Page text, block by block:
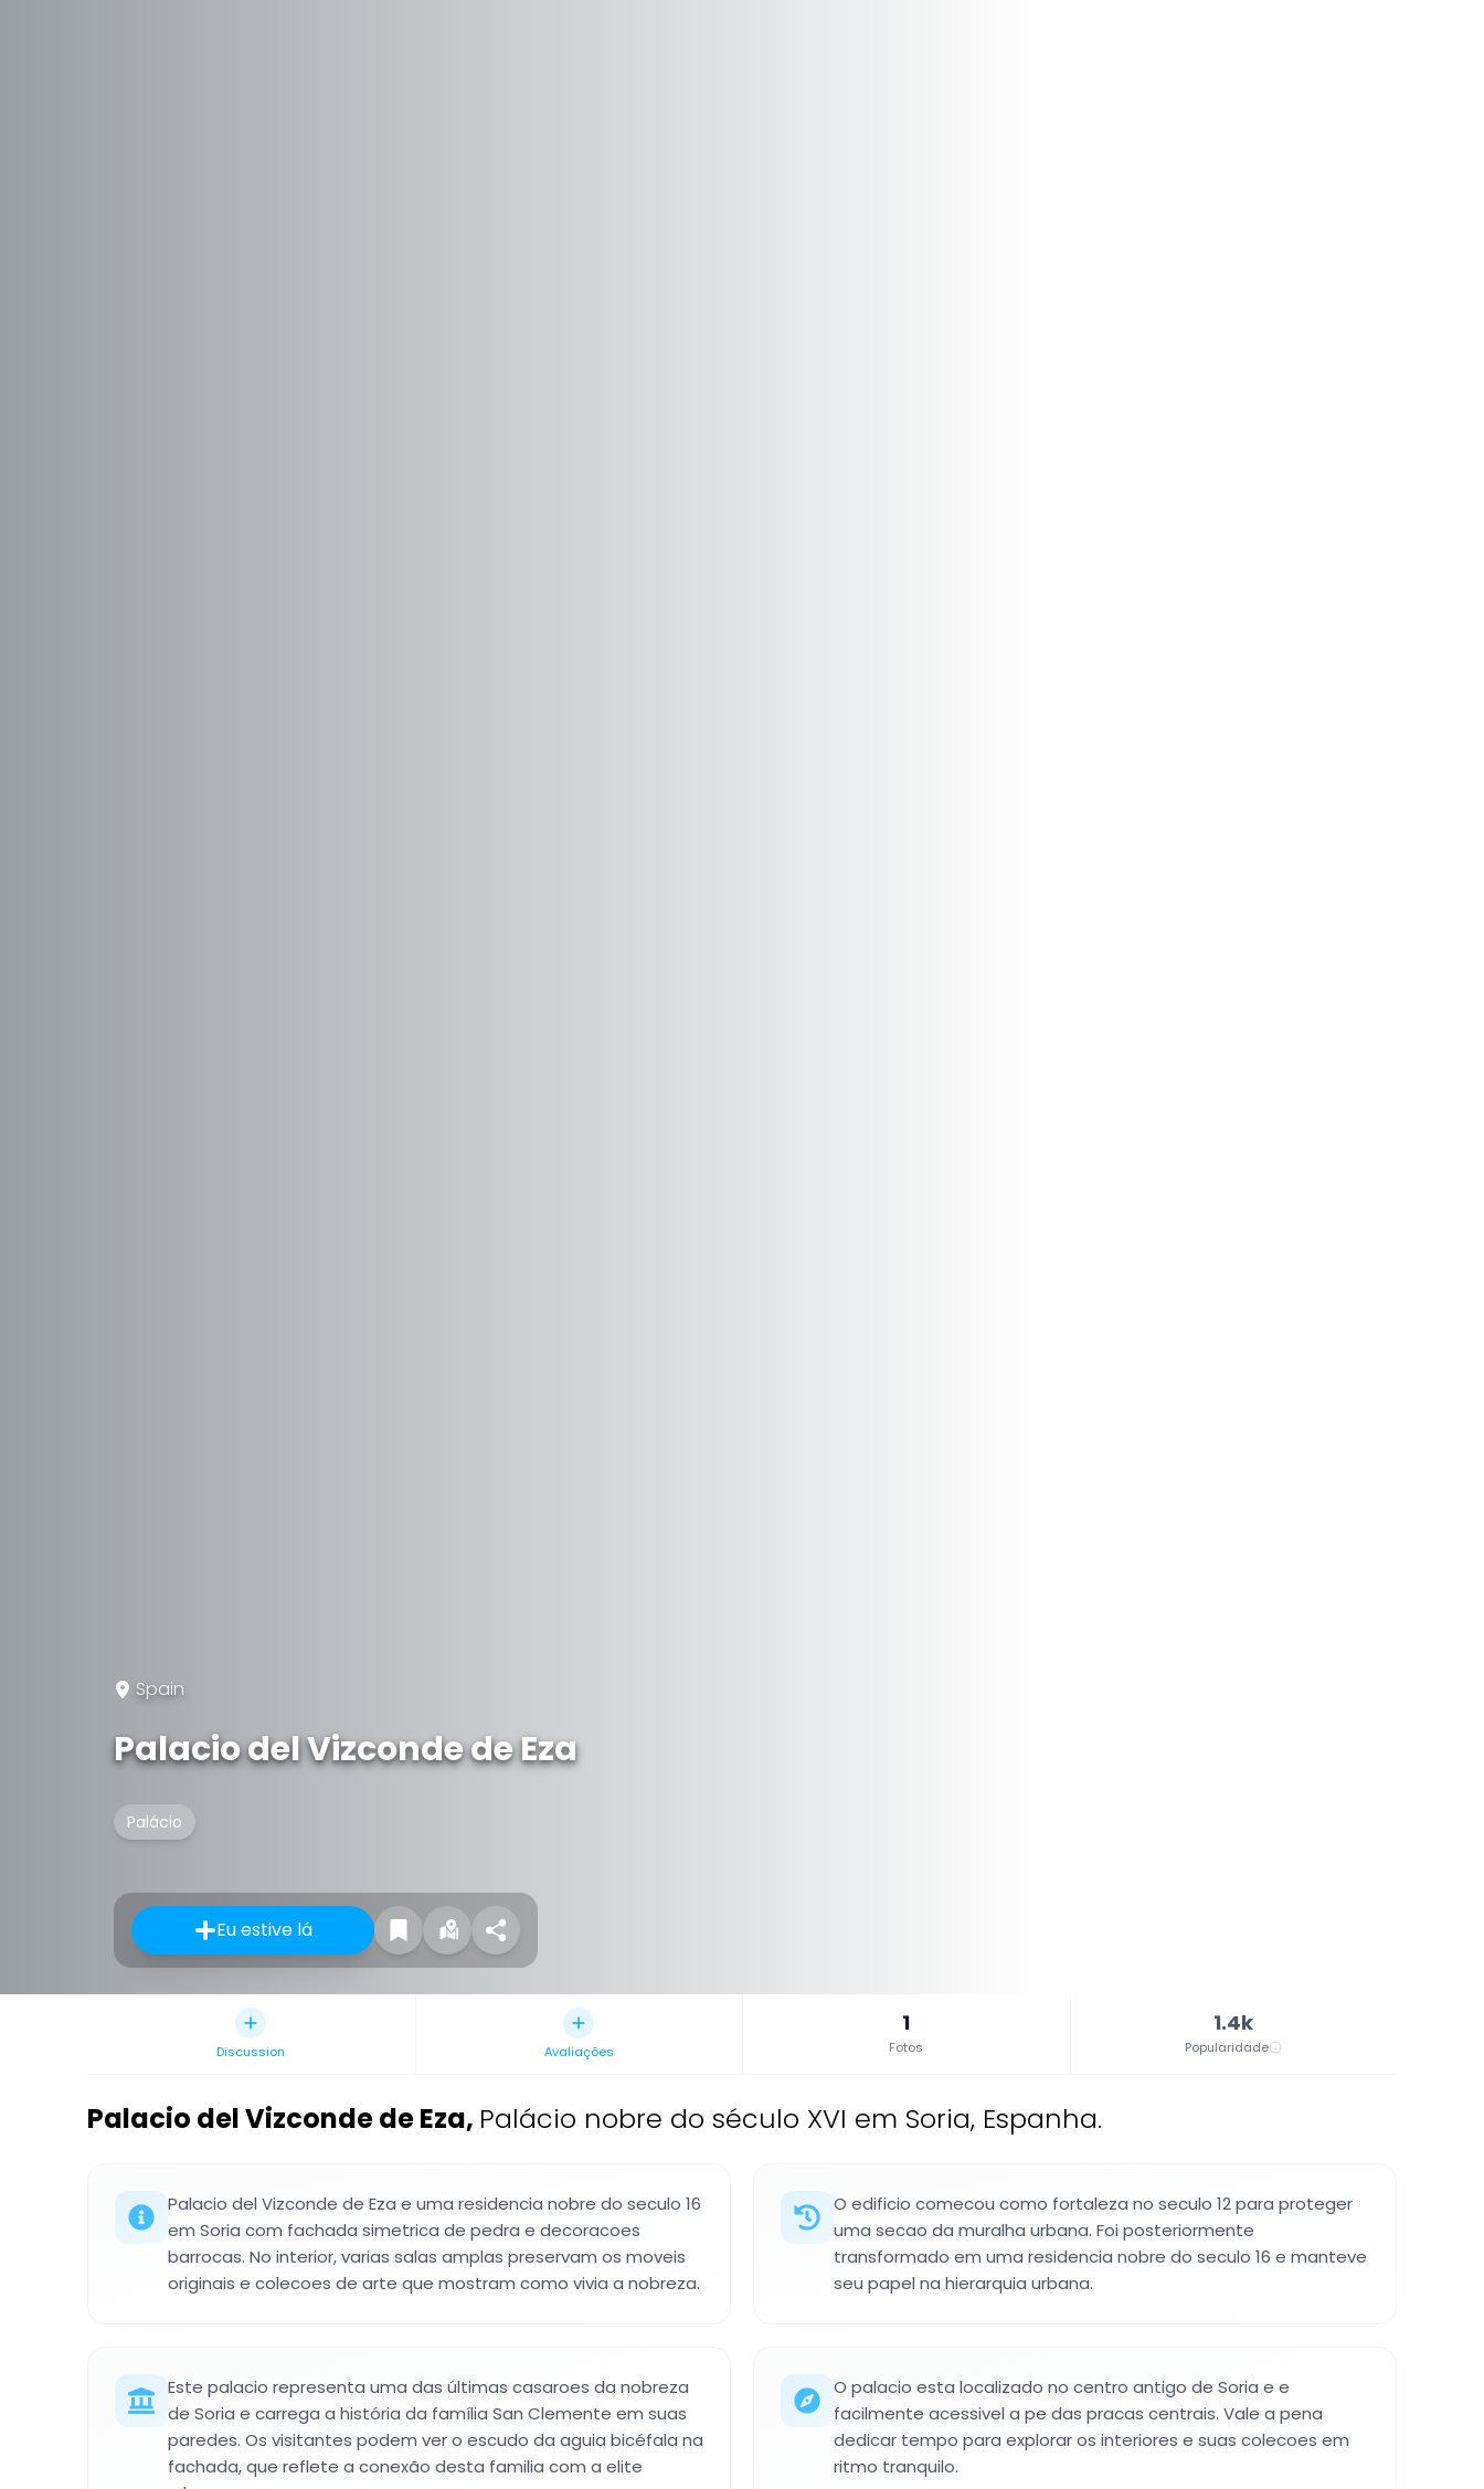
Spain
Palacio del Vizconde de Eza
Palácio
Eu estive lá
Discussion Avaliações
1
Fotos
1.4k
Popularidade
Palacio del Vizconde de Eza, Palácio nobre do século XVI em Soria, Espanha.
Palacio del Vizconde de Eza e uma residencia nobre do seculo 16
em Soria com fachada simetrica de pedra e decoracoes
barrocas. No interior, varias salas amplas preservam os moveis
originais e colecoes de arte que mostram como vivia a nobreza.
O edificio comecou como fortaleza no seculo 12 para proteger
uma secao da muralha urbana. Foi posteriormente
transformado em uma residencia nobre do seculo 16 e manteve
seu papel na hierarquia urbana.
Este palacio representa uma das últimas casaroes da nobreza
de Soria e carrega a história da família San Clemente em suas
paredes. Os visitantes podem ver o escudo da aguia bicéfala na
fachada, que reflete a conexão desta familia com a elite
O palacio esta localizado no centro antigo de Soria e e
facilmente acessivel a pe das pracas centrais. Vale a pena
dedicar tempo para explorar os interiores e suas colecoes em
ritmo tranquilo.